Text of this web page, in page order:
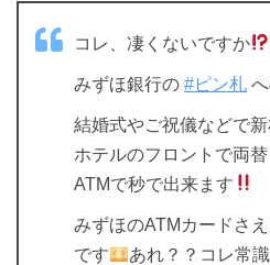
コレ、凄くないですか
みずほ銀行の #ピン札
結婚式やご祝儀などで
ホテルのフロントで両
ATMで秒で出来ます
みずほのATMカードさ
です
あれ？？コレ常